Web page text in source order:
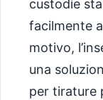
custodie
facilmente
motivo,
una
per tirature